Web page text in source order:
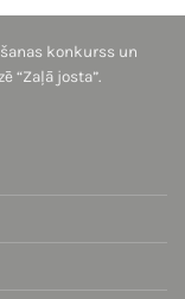
konkurss un
“Zaļā josta”.